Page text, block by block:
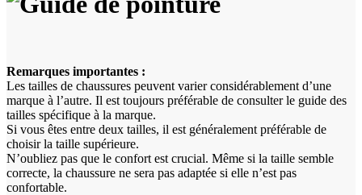
Remarques importantes :
Les tailles de chaussures peuvent varier considérablement d’une
marque à l’autre. Il est toujours préférable de consulter le guide des
tailles spécifique à la marque.
Si vous êtes entre deux tailles, il est généralement préférable de
choisir la taille supérieure.
N’oubliez pas que le confort est crucial. Même si la taille semble
correcte, la chaussure ne sera pas adaptée si elle n’est pas
confortable.